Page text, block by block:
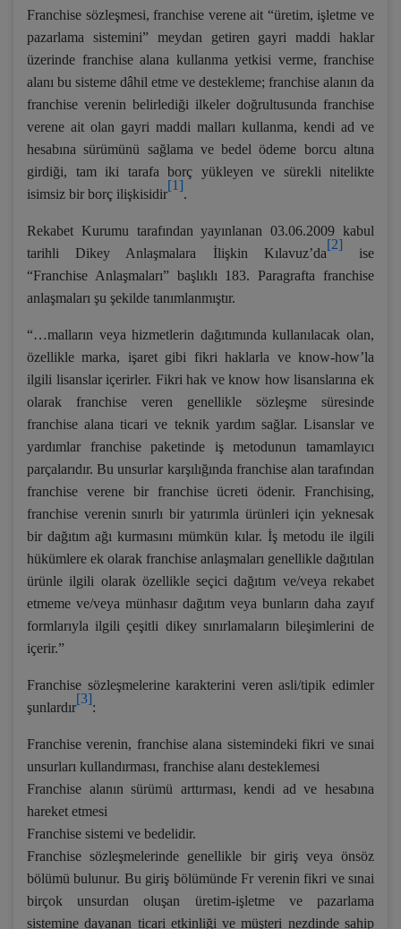
Franchise sözleşmesi, franchise verene ait “üretim, işletme ve
pazarlama sistemini” meydan getiren gayri maddi haklar
üzerinde franchise alana kullanma yetkisi verme, franchise
alanı bu sisteme dâhil etme ve destekleme; franchise alanın da
franchise verenin belirlediği ilkeler doğrultusunda franchise
verene ait olan gayri maddi malları kullanma, kendi ad ve
hesabına sürümünü sağlama ve bedel ödeme borcu altına
girdiği, tam iki tarafa borç yükleyen ve sürekli nitelikte
isimsiz bir borç ilişkisidir
[1]
.
Rekabet Kurumu tarafından yayınlanan 03.06.2009 kabul
tarihli Dikey Anlaşmalara İlişkin Kılavuz’da
[2]
ise
“Franchise Anlaşmaları” başlıklı 183. Paragrafta franchise
anlaşmaları şu şekilde tanımlanmıştır.
“…malların veya hizmetlerin dağıtımında kullanılacak olan,
özellikle marka, işaret gibi fikri haklarla ve know-how’la
ilgili lisanslar içerirler. Fikri hak ve know how lisanslarına ek
olarak franchise veren genellikle sözleşme süresinde
franchise alana ticari ve teknik yardım sağlar. Lisanslar ve
yardımlar franchise paketinde iş metodunun tamamlayıcı
parçalarıdır. Bu unsurlar karşılığında franchise alan tarafından
franchise verene bir franchise ücreti ödenir. Franchising,
franchise verenin sınırlı bir yatırımla ürünleri için yeknesak
bir dağıtım ağı kurmasını mümkün kılar. İş metodu ile ilgili
hükümlere ek olarak franchise anlaşmaları genellikle dağıtılan
ürünle ilgili olarak özellikle seçici dağıtım ve/veya rekabet
etmeme ve/veya münhasır dağıtım veya bunların daha zayıf
formlarıyla ilgili çeşitli dikey sınırlamaların bileşimlerini de
içerir.”
Franchise sözleşmelerine karakterini veren asli/tipik edimler
şunlardır
[3]
:
Franchise verenin, franchise alana sistemindeki fikri ve sınai
unsurları kullandırması, franchise alanı desteklemesi
Franchise alanın sürümü arttırması, kendi ad ve hesabına
hareket etmesi
Franchise sistemi ve bedelidir.
Franchise sözleşmelerinde genellikle bir giriş veya önsöz
bölümü bulunur. Bu giriş bölümünde Fr verenin fikri ve sınai
birçok unsurdan oluşan üretim-işletme ve pazarlama
sistemine dayanan ticari etkinliği ve müşteri nezdinde sahip